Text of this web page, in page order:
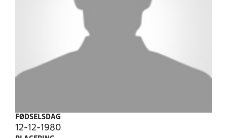
FØDSELSDAG
12-12-1980